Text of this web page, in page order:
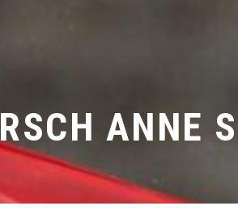
ANNE